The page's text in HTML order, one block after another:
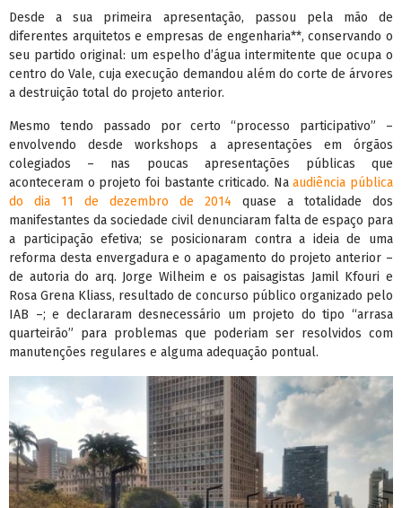
Desde a sua primeira apresentação, passou pela mão de
diferentes arquitetos e empresas de engenharia**, conservando o
seu partido original: um espelho d’água intermitente que ocupa o
centro do Vale, cuja execução demandou além do corte de árvores
a destruição total do projeto anterior.
Mesmo tendo passado por certo “processo participativo” –
envolvendo desde workshops a apresentações em órgãos
colegiados – nas poucas apresentações públicas que
aconteceram o projeto foi bastante criticado. Naaudiência pública
do dia 11 de dezembro de 2014 quase a totalidade dos
manifestantes da sociedade civil denunciaram falta de espaço para
a participação efetiva; se posicionaram contra a ideia de uma
reforma desta envergadura e o apagamento do projeto anterior –
de autoria do arq. Jorge Wilheim e os paisagistas Jamil Kfouri e
Rosa Grena Kliass, resultado de concurso público organizado pelo
IAB –; e declararam desnecessário um projeto do tipo “arrasa
quarteirão” para problemas que poderiam ser resolvidos com
manutenções regulares e alguma adequação pontual.